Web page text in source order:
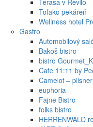
Terasa v Revilo
Tofako pekáreň
Wellness hotel
Gastro
Automobilový
Bakoš bistro
bistro
Cafe 11:11 by
Camelot –
euphoria
Fajne Bistro
folks bistro
HERRENWALD